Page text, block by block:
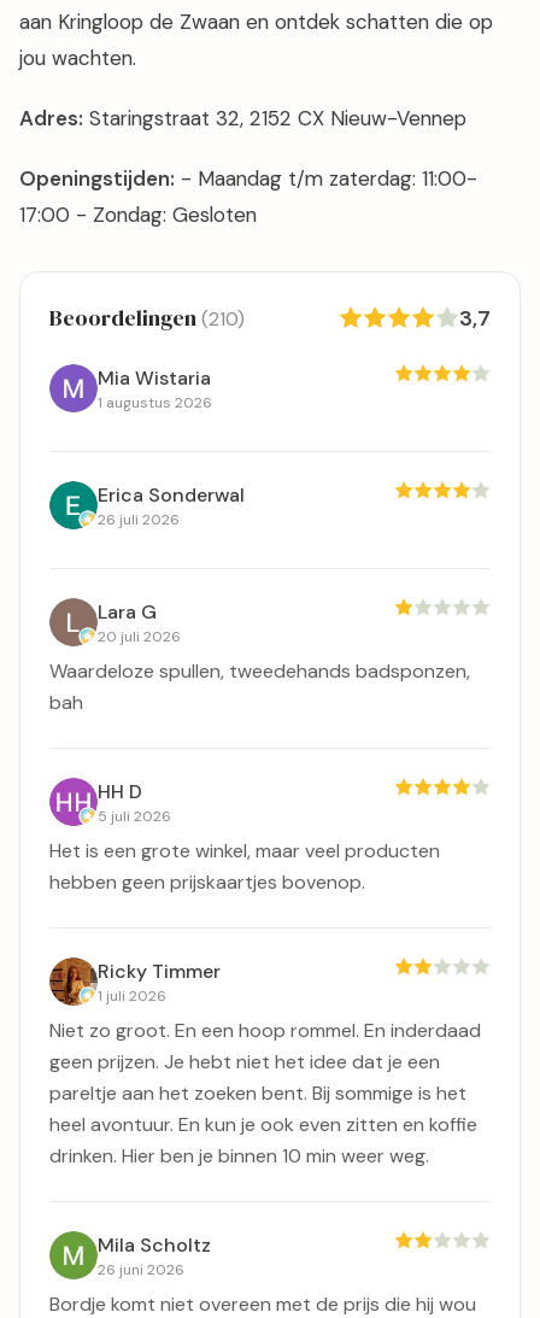
aan Kringloop de Zwaan en ontdek schatten die op
jou wachten.
Adres: Staringstraat 32, 2152 CX Nieuw-Vennep
Openingstijden: - Maandag t/m zaterdag: 11:00-
17:00 - Zondag: Gesloten
Beoordelingen(210) 3,7
Mia Wistaria
1 augustus 2026
Erica Sonderwal
26 juli 2026
Lara G
20 juli 2026
Waardeloze spullen, tweedehands badsponzen,
bah
HH D
5 juli 2026
Het is een grote winkel, maar veel producten
hebben geen prijskaartjes bovenop.
Ricky Timmer
1 juli 2026
Niet zo groot. En een hoop rommel. En inderdaad
geen prijzen. Je hebt niet het idee dat je een
pareltje aan het zoeken bent. Bij sommige is het
heel avontuur. En kun je ook even zitten en koffie
drinken. Hier ben je binnen 10 min weer weg.
Mila Scholtz
26 juni 2026
Bordje komt niet overeen met de prijs die hij wou